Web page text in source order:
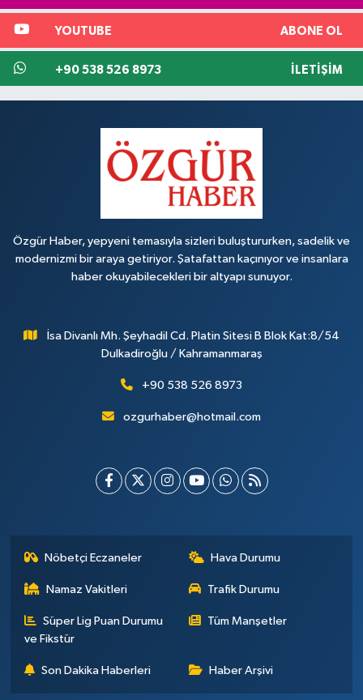
YOUTUBE ABONE OL
+90 538 526 8973 İLETIŞIM
Özgür Haber, yepyeni temasıyla sizleri buluştururken, sadelik ve
modernizmi bir araya getiriyor. Şatafattan kaçınıyor ve insanlara
haber okuyabilecekleri bir altyapı sunuyor.
İsa Divanlı Mh. Şeyhadil Cd. Platin Sitesi B Blok Kat:8/54
Dulkadiroğlu / Kahramanmaraş
+90 538 526 8973
ozgurhaber@hotmail.com
Nöbetçi Eczaneler Hava Durumu
Namaz Vakitleri Trafik Durumu
Süper Lig Puan Durumu
ve Fikstür
Tüm Manşetler
Son Dakika Haberleri Haber Arşivi